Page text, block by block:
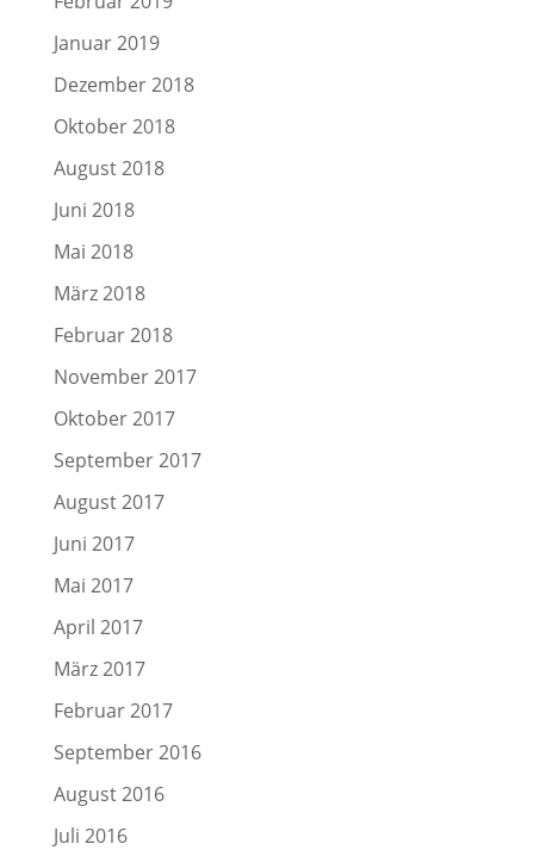
Januar 2019
Dezember 2018
Oktober 2018
August 2018
Juni 2018
Mai 2018
März 2018
Februar 2018
November 2017
Oktober 2017
September 2017
August 2017
Juni 2017
Mai 2017
April 2017
März 2017
Februar 2017
September 2016
August 2016
Juli 2016